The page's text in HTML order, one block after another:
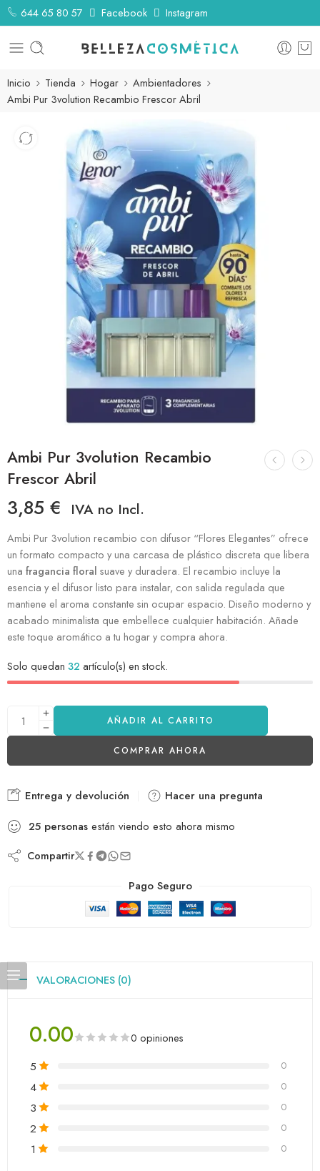
644 65 80 57 Facebook Instagram
Inicio Tienda Hogar
Ambientadores
Ambi Pur 3volution Recambio Frescor Abril
Ambi Pur 3volution Recambio
Frescor Abril
3,85 € IVA no Incl.
Ambi Pur 3volution recambio con difusor “Flores Elegantes” ofrece
un formato compacto y una carcasa de plástico discreta que libera
una fragancia floral suave y duradera. El recambio incluye la
esencia y el difusor listo para instalar, con salida regulada que
mantiene el aroma constante sin ocupar espacio. Diseño moderno y
acabado minimalista que embellece cualquier habitación. Añade
este toque aromático a tu hogar y compra ahora.
Solo quedan 32 artículo(s) en stock.
AÑADIR AL CARRITO
COMPRAR AHORA
Entrega y devolución
Hacer una pregunta
25 personas están viendo esto ahora mismo
Compartir
Pago Seguro
VALORACIONES (0)
0.00 0 opiniones
5 0
4 0
3 0
2 0
1 0